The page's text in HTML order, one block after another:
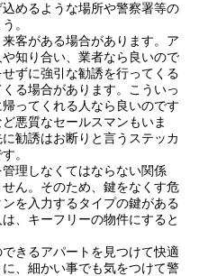
めるような場所や警察署等の
。
客がある場合があります。ア
知り合い、業者なら良いので
ずに強引な勧誘を行ってくる
る場合があります。こういっ
ってくれる人なら良いのです
悪質なセールスマンもいま
勧誘はお断りと言うステッカ
。
理しなくてはならない関係
ん。そのため、鍵をなくす危
を入力するタイプの鍵がある
、キーフリーの物件にすると
きるアパートを見つけて快適
、細かい事でも気をつけて警